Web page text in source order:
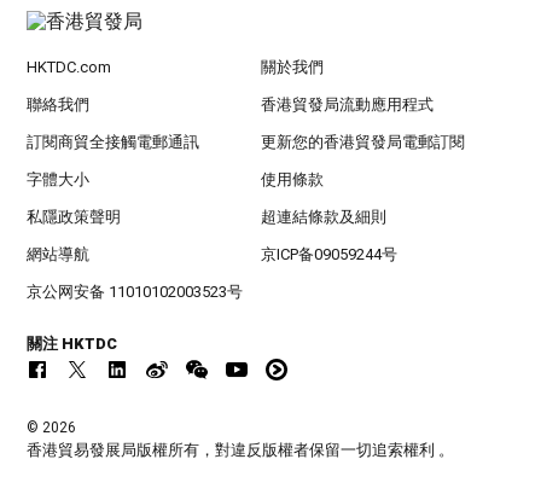
HKTDC.com 關於我們
聯絡我們 香港貿發局流動應用程式
訂閱商貿全接觸電郵通訊 更新您的香港貿發局電郵訂閱
字體大小 使用條款
私隱政策聲明 超連結條款及細則
網站導航 京ICP备09059244号
京公网安备 11010102003523号
關注 HKTDC
© 2026
香港貿易發展局版權所有，對違反版權者保留一切追索權利 。